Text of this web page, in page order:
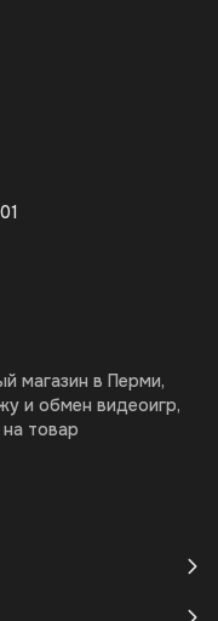
магазин в Перми,
и обмен видеоигр,
товар